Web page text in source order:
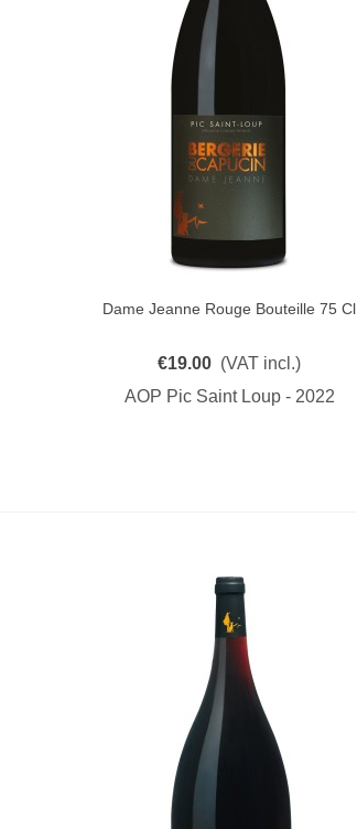
Quick View
Dame Jeanne Rouge Bouteille 75 Cl
€19.00 (VAT incl.)
AOP Pic Saint Loup - 2022